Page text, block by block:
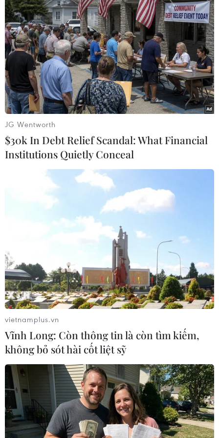
TIN LIÊN QUAN
Liên tiếp xảy ra các vụ tai nạn giao thông
liên quan đến xe tải, xe đầu kéo
Chỉ trong hai ngày 12-13/8, tại Quảng Ngãi và Bắc Ninh
đã xảy ra hai vụ tai nạn giao thông liên quan xe tải, xe
đầu kéo khiến một phụ nữ và một thiếu niên tử vong,
một người bị thương nặng.
JG Wentworth
$30k In Debt Relief Scandal: What Financial
Institutions Quietly Conceal
vietnamplus.vn
Vĩnh Long: Còn thông tin là còn tìm kiếm,
không bỏ sót hài cốt liệt sỹ